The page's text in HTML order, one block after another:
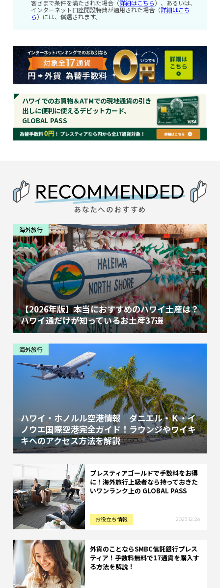
客さまで条件を満たされた場合（詳細はこちら）、あるいは、
インターネット口座開設特典が適用された場合（詳細はこち
ら）には、償還されます。
ハワイでのお買物＆ATMでの現地通貨の引き
出しに便利に使えるデビットカード、
GLOBAL PASS
海外旅行
【2026年版】本当におすすめのハワイ土産は？
ハワイ通だけが知っているお土産37選
海外旅行
ハワイ・ホノルル空港情報｜ダニエル・Ｋ・イ
ノウエ国際空港完全ガイド！ラウンジやワイキ
キへのアクセス方法を解説
プレスティアゴールドで手数料をお得
に！海外旅行上級者なら持っておきた
いワンランク上の GLOBAL PASS
お役立ち情報 2025.12.26
外貨のことならSMBC信託銀行プレス
ティア！手数料無料で17通貨を購入す
る方法を解説！